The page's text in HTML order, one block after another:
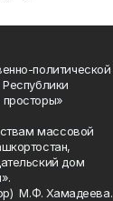
политической
массовой
дом
М.Ф. Хамадеева.